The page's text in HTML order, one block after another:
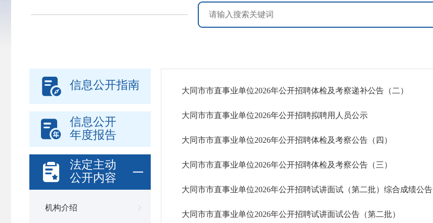
 信息公开指南

信息公开
年度报告

法定主动
公开内容

机构介绍
大同市市直事业单位2026年公开招聘体检及考察递补公告（二）
大同市市直事业单位2026年公开招聘拟聘用人员公示
大同市市直事业单位2026年公开招聘体检及考察公告（四）
大同市市直事业单位2026年公开招聘体检及考察公告（三）
大同市市直事业单位2026年公开招聘试讲面试（第二批）综合成绩公告
大同市市直事业单位2026年公开招聘试讲面试公告（第二批）